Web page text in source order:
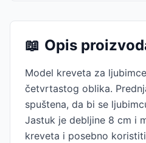
📖 Opis
Model kreveta za
četvrtastog oblika.
spuštena, da bi se
Jastuk je debljine 8 cm i
kreveta i posebno